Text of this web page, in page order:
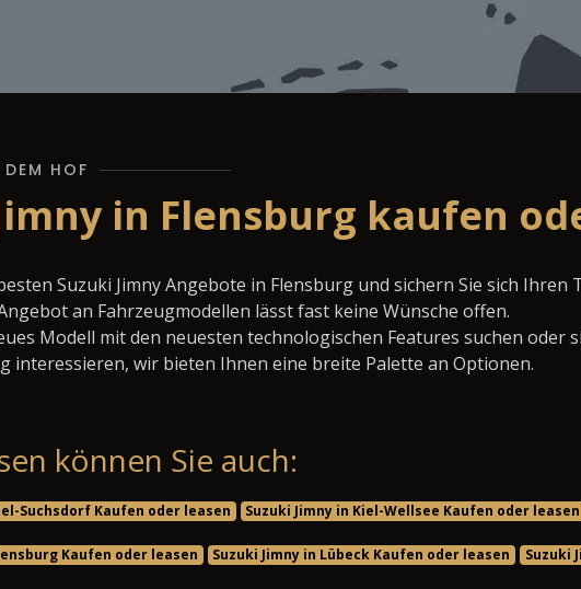
HOF
in Flensburg kaufen
Suzuki Jimny Angebote in Flensburg und sichern Sie sich Ihren
an Fahrzeugmodellen lässt fast keine Wünsche offen.
Modell mit den neuesten technologischen Features suchen
interessieren, wir bieten Ihnen eine breite Palette an Optionen.
können Sie auch:
Suchsdorf Kaufen oder leasen Suzuki Jimny in Kiel-Wellsee Kaufen oder leasen
Kaufen oder leasen Suzuki Jimny in Lübeck Kaufen oder leasen Suzuki